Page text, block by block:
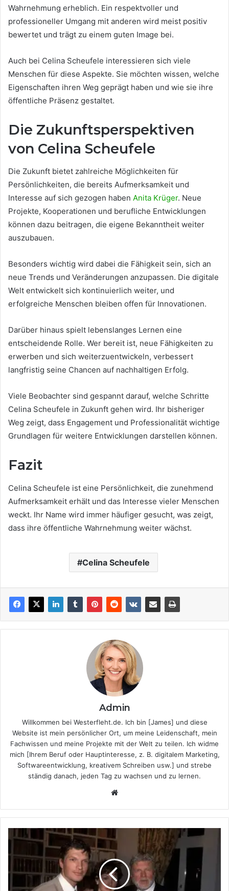
Wahrnehmung erheblich. Ein respektvoller und
professioneller Umgang mit anderen wird meist positiv
bewertet und trägt zu einem guten Image bei.
Auch bei Celina Scheufele interessieren sich viele
Menschen für diese Aspekte. Sie möchten wissen, welche
Eigenschaften ihren Weg geprägt haben und wie sie ihre
öffentliche Präsenz gestaltet.
Die Zukunftsperspektiven
von Celina Scheufele
Die Zukunft bietet zahlreiche Möglichkeiten für
Persönlichkeiten, die bereits Aufmerksamkeit und
Interesse auf sich gezogen haben Anita Krüger. Neue
Projekte, Kooperationen und berufliche Entwicklungen
können dazu beitragen, die eigene Bekanntheit weiter
auszubauen.
Besonders wichtig wird dabei die Fähigkeit sein, sich an
neue Trends und Veränderungen anzupassen. Die digitale
Welt entwickelt sich kontinuierlich weiter, und
erfolgreiche Menschen bleiben offen für Innovationen.
Darüber hinaus spielt lebenslanges Lernen eine
entscheidende Rolle. Wer bereit ist, neue Fähigkeiten zu
erwerben und sich weiterzuentwickeln, verbessert
langfristig seine Chancen auf nachhaltigen Erfolg.
Viele Beobachter sind gespannt darauf, welche Schritte
Celina Scheufele in Zukunft gehen wird. Ihr bisheriger
Weg zeigt, dass Engagement und Professionalität wichtige
Grundlagen für weitere Entwicklungen darstellen können.
Fazit
Celina Scheufele ist eine Persönlichkeit, die zunehmend
Aufmerksamkeit erhält und das Interesse vieler Menschen
weckt. Ihr Name wird immer häufiger gesucht, was zeigt,
dass ihre öffentliche Wahrnehmung weiter wächst.
Celina Scheufele
Admin
Willkommen bei Westerfleht.de. Ich bin [James] und diese
Website ist mein persönlicher Ort, um meine Leidenschaft, mein
Fachwissen und meine Projekte mit der Welt zu teilen. Ich widme
mich [Ihrem Beruf oder Hauptinteresse, z. B. digitalem Marketing,
Softwareentwicklung, kreativem Schreiben usw.] und strebe
ständig danach, jeden Tag zu wachsen und zu lernen.
Krüger
–
Blick
auf